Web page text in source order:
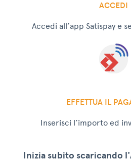
ACCEDI
Accedi all’app Satispay e
EFFETTUA IL
Inserisci l’importo ed
Inizia subito scaricando